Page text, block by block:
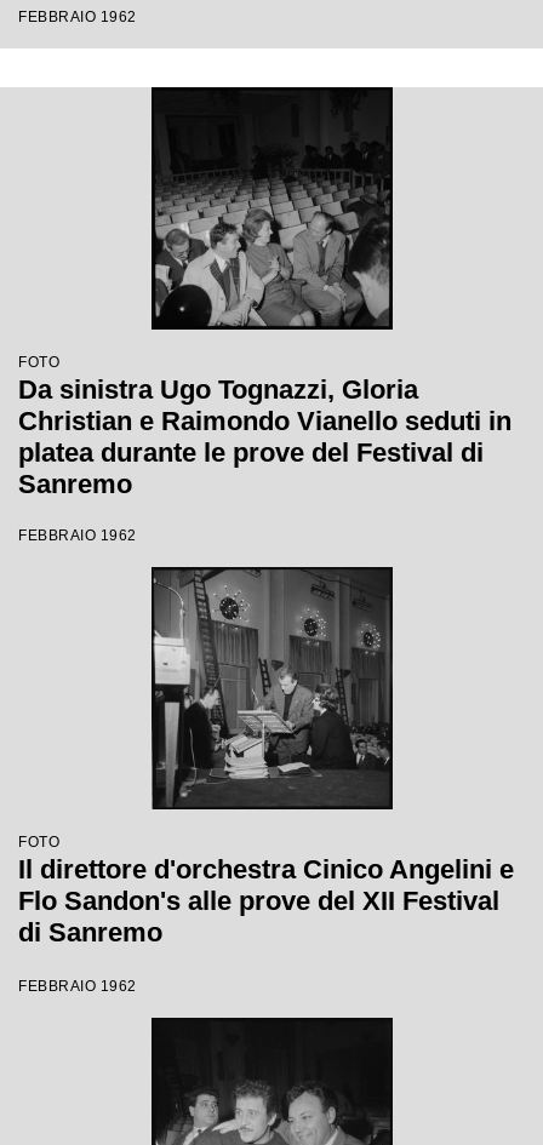
FEBBRAIO 1962
FOTO
Da sinistra Ugo Tognazzi, Gloria
Christian e Raimondo Vianello seduti in
platea durante le prove del Festival di
Sanremo
FEBBRAIO 1962
FOTO
Il direttore d'orchestra Cinico Angelini e
Flo Sandon's alle prove del XII Festival
di Sanremo
FEBBRAIO 1962